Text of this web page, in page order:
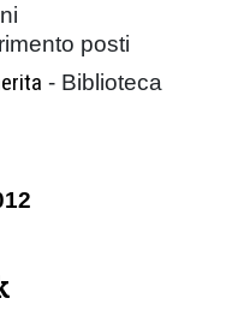
posti
- Biblioteca